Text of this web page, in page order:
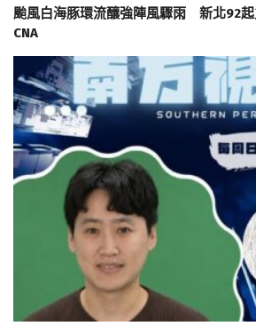
颱風白海豚環流釀強陣風驟雨 新北92
CNA